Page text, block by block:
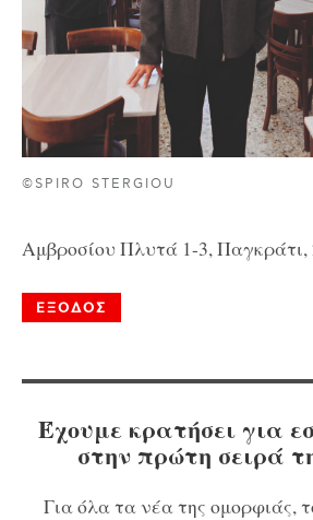
©SPIRO STERGIOU
Αμβροσίου Πλυτά 1-3, Παγκράτι,
ΕΞΟΔΟΣ
Έχουμε κρατήσει για
στην πρώτη σειρά
Για όλα τα νέα της ομορφιάς,